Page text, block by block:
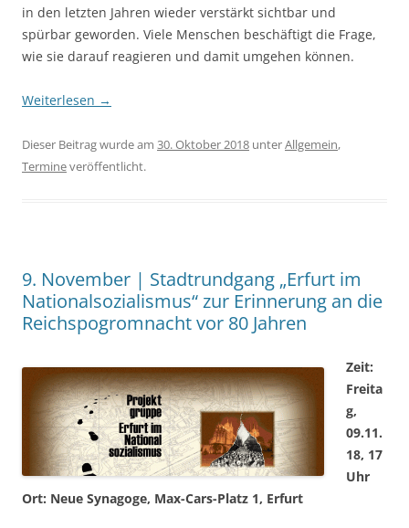
in den letzten Jahren wieder verstärkt sichtbar und
spürbar geworden. Viele Menschen beschäftigt die Frage,
wie sie darauf reagieren und damit umgehen können.
Weiterlesen →
Dieser Beitrag wurde am 30. Oktober 2018 unterAllgemein,
Termineveröffentlicht.
9. November | Stadtrundgang „Erfurt im
Nationalsozialismus“ zur Erinnerung an die
Reichspogromnacht vor 80 Jahren
Zeit:
Freita
g,
09.11.
18, 17
Uhr
Ort: Neue Synagoge, Max-Cars-Platz 1, Erfurt